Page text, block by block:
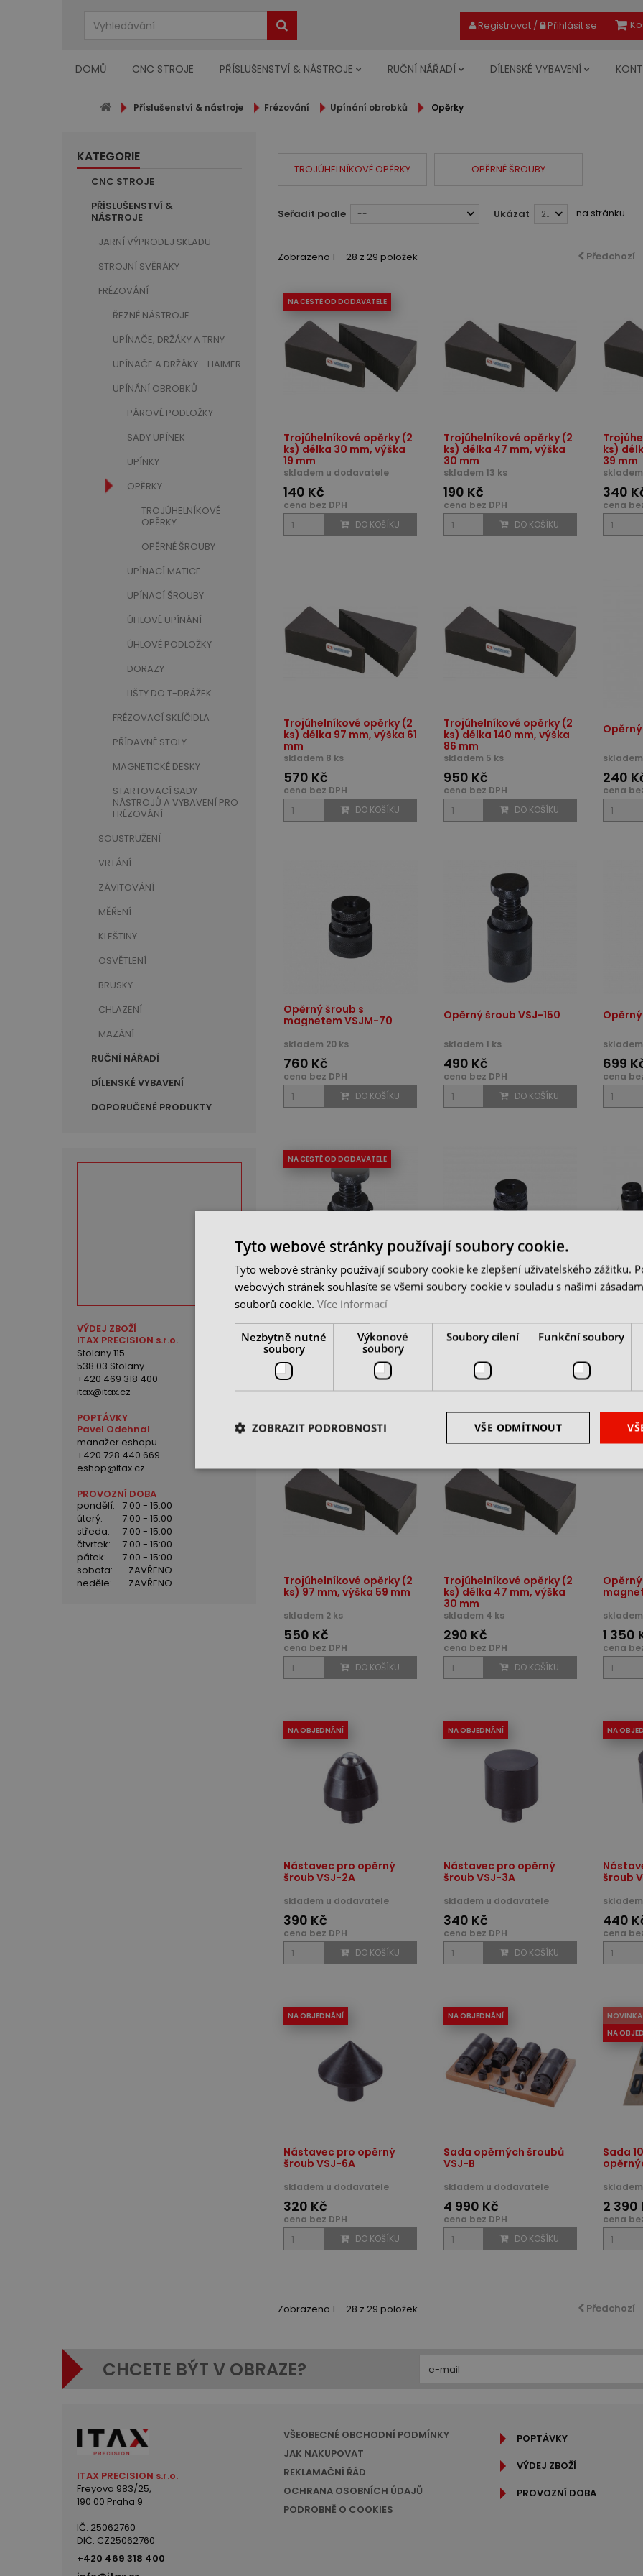
Registrovat/ Přihlásit se
DOMŮ CNC STROJE PŘÍSLUŠENSTVÍ & NÁSTROJE RUČNÍ NÁŘADÍ DÍLENSKÉ VYBAVENÍ
Příslušenství & nástroje Frézování Upínání obrobků Opěrky
KATEGORIE
CNC STROJE
PŘÍSLUŠENSTVÍ &
NÁSTROJE
JARNÍ VÝPRODEJ SKLADU
STROJNÍ SVĚRÁKY
FRÉZOVÁNÍ
ŘEZNÉ NÁSTROJE
UPÍNAČE, DRŽÁKY A TRNY
UPÍNAČE A DRŽÁKY - HAIMER
UPÍNÁNÍ OBROBKŮ
PÁROVÉ PODLOŽKY
SADY UPÍNEK
UPÍNKY
OPĚRKY
TROJÚHELNÍKOVÉ
OPĚRKY
OPĚRNÉ ŠROUBY
UPÍNACÍ MATICE
UPÍNACÍ ŠROUBY
ÚHLOVÉ UPÍNÁNÍ
ÚHLOVÉ PODLOŽKY
DORAZY
LIŠTY DO T-DRÁŽEK
FRÉZOVACÍ SKLÍČIDLA
PŘÍDAVNÉ STOLY
MAGNETICKÉ DESKY
STARTOVACÍ SADY
NÁSTROJŮ A VYBAVENÍ PRO
FRÉZOVÁNÍ
SOUSTRUŽENÍ
VRTÁNÍ
ZÁVITOVÁNÍ
MĚŘENÍ
KLEŠTINY
OSVĚTLENÍ
BRUSKY
CHLAZENÍ
MAZÁNÍ
RUČNÍ NÁŘADÍ
DÍLENSKÉ VYBAVENÍ
DOPORUČENÉ PRODUKTY
VÝDEJ ZBOŽÍ
ITAX PRECISION s.r.o.
Stolany 115
538 03 Stolany
+420 469 318 400
itax@itax.cz
POPTÁVKY
Pavel Odehnal
manažer eshopu
+420 728 440 669
eshop@itax.cz
PROVOZNÍ DOBA
pondělí:
7:00 - 15:00
úterý:
7:00 - 15:00
středa:
7:00 - 15:00
čtvrtek:
7:00 - 15:00
pátek:
7:00 - 15:00
sobota:
ZAVŘENO
neděle:
ZAVŘENO
TROJÚHELNÍKOVÉ OPĚRKY OPĚRNÉ ŠROUBY
Seřadit podle -- Ukázat 28 na stránku
Předchozí
Zobrazeno 1 – 28 z 29 položek
NA CESTĚ OD DODAVATELE
Trojúhelníkové opěrky (2
ks) délka 30 mm, výška
19 mm
skladem u dodavatele
140 Kč
cena bez DPH
DO KOŠÍKU
Trojúhelníkové opěrky (2
ks) délka 47 mm, výška
30 mm
skladem 13 ks
190 Kč
cena bez DPH
DO KOŠÍKU
ks)
39 mm
340
cena
Trojúhelníkové opěrky (2
ks) délka 97 mm, výška 61
mm
skladem 8 ks
570 Kč
cena bez DPH
DO KOŠÍKU
Trojúhelníkové opěrky (2
ks) délka 140 mm, výška
86 mm
skladem 5 ks
950 Kč
cena bez DPH
DO KOŠÍKU
240
cena
Opěrný šroub s
magnetem VSJM-70
skladem 20 ks
760 Kč
cena bez DPH
DO KOŠÍKU
Opěrný šroub VSJ-150
skladem 1 ks
490 Kč
cena bez DPH
DO KOŠÍKU
skladem
699
cena
NA CESTĚ OD DODAVATELE
Opěrný šroub VSJ-70
skladem u dodavatele
250 Kč
cena bez DPH
DO KOŠÍKU
Opěrný šroub s
skladem 8 ks
1 190 Kč
cena bez DPH
Sada
skladem
2 188
Trojúhelníkové opěrky (2
ks) 97 mm, výška 59 mm
skladem 2 ks
550 Kč
cena bez DPH
DO KOŠÍKU
Trojúhelníkové opěrky (2
ks) délka 47 mm, výška
30 mm
skladem 4 ks
290 Kč
cena bez DPH
DO KOŠÍKU
1 350
cena
NA OBJEDNÁNÍ
Nástavec pro opěrný
šroub VSJ-2A
skladem u dodavatele
390 Kč
cena bez DPH
DO KOŠÍKU
NA OBJEDNÁNÍ
Nástavec pro opěrný
šroub VSJ-3A
skladem u dodavatele
340 Kč
cena bez DPH
DO KOŠÍKU
NA
šroub
440
cena
NA OBJEDNÁNÍ
Nástavec pro opěrný
šroub VSJ-6A
skladem u dodavatele
320 Kč
cena bez DPH
DO KOŠÍKU
NA OBJEDNÁNÍ
Sada opěrných šroubů
VSJ-B
skladem u dodavatele
4 990 Kč
cena bez DPH
DO KOŠÍKU
NOVINKA
NA
Sada
2 390
cena
Předchozí
Zobrazeno 1 – 28 z 29 položek
CHCETE BÝT V OBRAZE?
ITAX PRECISION s.r.o.
Freyova 983/25,
190 00 Praha 9
IČ: 25062760
DIČ: CZ25062760
+420 469 318 400
VŠEOBECNÉ OBCHODNÍ PODMÍNKY
JAK NAKUPOVAT
REKLAMAČNÍ ŘÁD
OCHRANA OSOBNÍCH ÚDAJŮ
PODROBNĚ O COOKIES
POPTÁVKY
VÝDEJ ZBOŽÍ
PROVOZNÍ DOBA
Tyto webové stránky používají soubory cookie.
Tyto webové stránky používají soubory cookie ke zlepšení uživatelského zážitku.
webových stránek souhlasíte se všemi soubory cookie v souladu s našimi
souborů cookie. Více informací
Nezbytně nutné
soubory
Výkonové
soubory
Soubory cílení Funkční soubory
VŠE ODMÍTNOUT
ZOBRAZIT PODROBNOSTI